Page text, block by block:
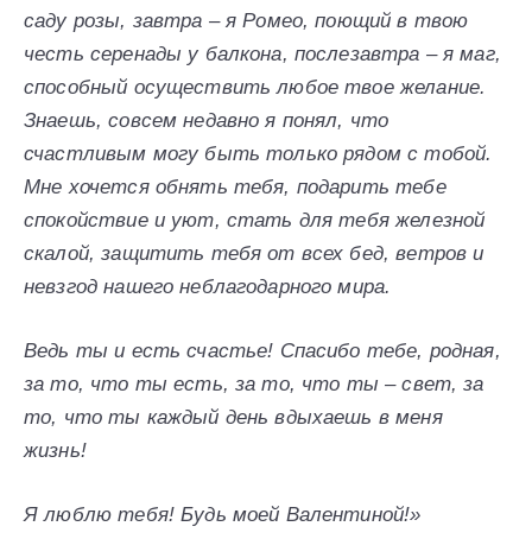
саду розы, завтра – я Ромео, поющий в твою
честь серенады у балкона, послезавтра – я маг,
способный осуществить любое твое желание.
Знаешь, совсем недавно я понял, что
счастливым могу быть только рядом с тобой.
Мне хочется обнять тебя, подарить тебе
спокойствие и уют, стать для тебя железной
скалой, защитить тебя от всех бед, ветров и
невзгод нашего неблагодарного мира.
Ведь ты и есть счастье! Спасибо тебе, родная,
за то, что ты есть, за то, что ты – свет, за
то, что ты каждый день вдыхаешь в меня
жизнь!
Я люблю тебя! Будь моей Валентиной!»